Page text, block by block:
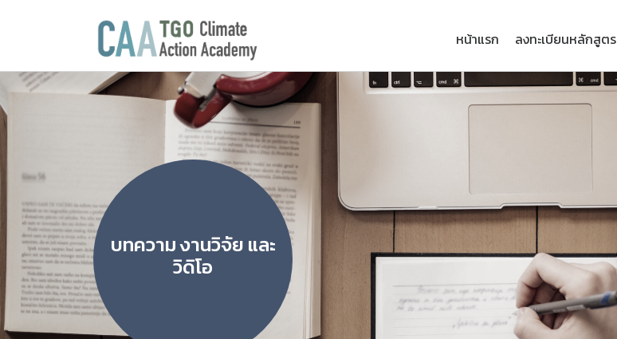
หน้าแรก ลงทะเบียนหลักสูตร
บทความ งานวิจัย และ
วิดิโอ